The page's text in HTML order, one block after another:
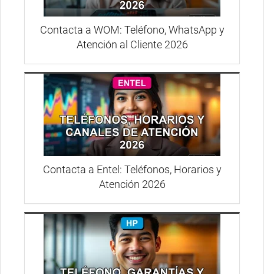
Contacta a WOM: Teléfono, WhatsApp y
Atención al Cliente 2026
Contacta a Entel: Teléfonos, Horarios y
Atención 2026